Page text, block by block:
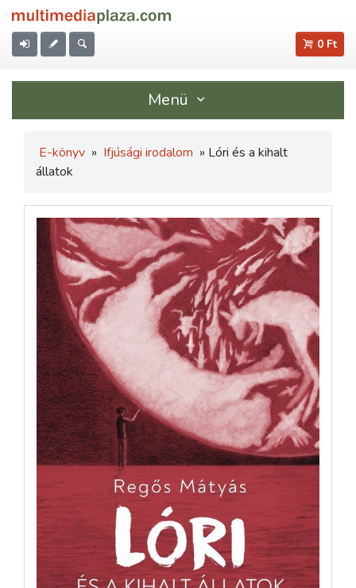
0 Ft
Menü
E-könyv » Ifjúsági irodalom » Lóri és a kihalt
állatok